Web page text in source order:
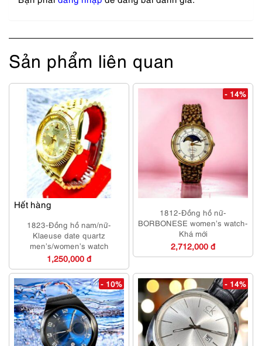
Sản phẩm liên quan
Hết hàng
1823-Đồng hồ nam/nữ-
Klaeuse date quartz
men’s/women’s watch
1,250,000 đ
- 14%
1812-Đồng hồ nữ-
BORBONESE women’s watch-
Khá mới
2,712,000 đ
- 10% - 14%